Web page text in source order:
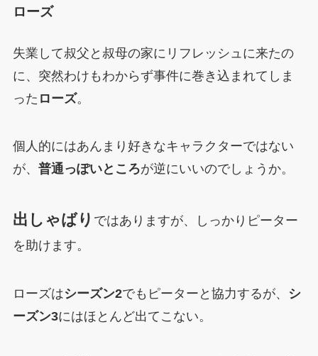
ローズ
失業して叔父と叔母の家にリフレッシュに来たの
に、突然わけもわからず事件に巻き込まれてしま
った ローズ。
個人的にはあんまり好きなキャラクターではない
が、 普通っぽいところが逆にいいのでしょうか。
出しゃばり ではありますが、しっかりピーター
を助けます。
ローズはシーズン2でもピーターと協力するが、
シ
ーズン3にはほとんど出てこない。